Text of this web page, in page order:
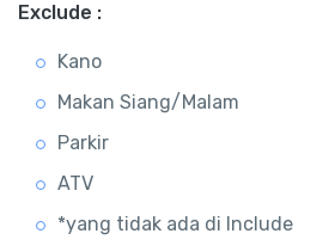
Exclude :
Kano
Makan Siang/Malam
Parkir
ATV
*yang tidak ada di Include